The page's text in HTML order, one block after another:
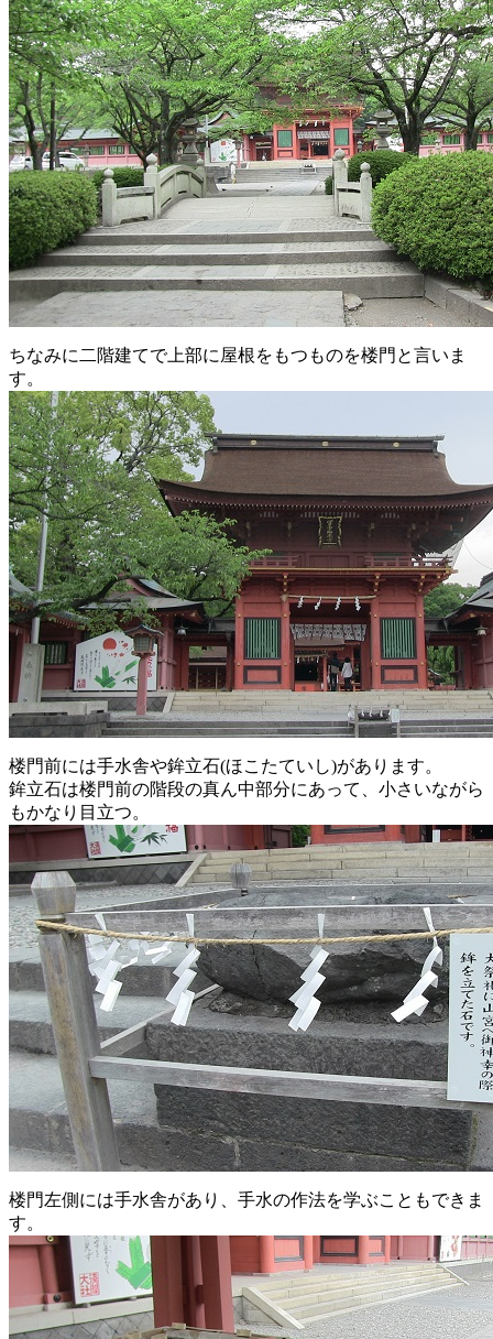
ちなみに二階建てで上部に屋根をもつものを楼門と言いま
す。
楼門前には手水舎や鉾立石(ほこたていし)があります。
鉾立石は楼門前の階段の真ん中部分にあって、小さいながら
もかなり目立つ。
楼門左側には手水舎があり、手水の作法を学ぶこともできま
す。